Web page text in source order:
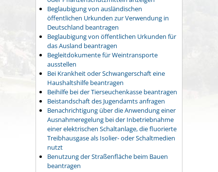
Beglaubigung von ausländischen
öffentlichen Urkunden zur Verwendung in
Deutschland beantragen
Beglaubigung von öffentlichen Urkunden für
das Ausland beantragen
Begleitdokumente für Weintransporte
ausstellen
Bei Krankheit oder Schwangerschaft eine
Haushaltshilfe beantragen
Beihilfe bei der Tierseuchenkasse beantragen
Beistandschaft des Jugendamts anfragen
Benachrichtigung über die Anwendung einer
Ausnahmeregelung bei der Inbetriebnahme
einer elektrischen Schaltanlage, die fluorierte
Treibhausgase als Isolier- oder Schaltmedien
nutzt
Benutzung der Straßenfläche beim Bauen
beantragen